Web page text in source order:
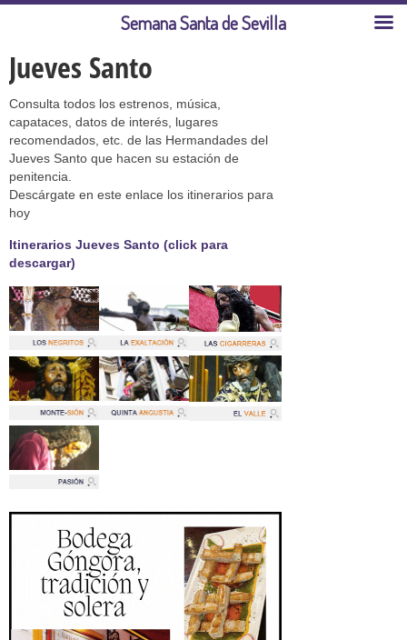
Jueves Santo
Consulta todos los estrenos, música,
capataces, datos de interés, lugares
recomendados, etc. de las Hermandades del
Jueves Santo que hacen su estación de
penitencia.
Descárgate en este enlace los itinerarios para
hoy
Itinerarios Jueves Santo (click para
descargar)
Semana Santa de Sevilla